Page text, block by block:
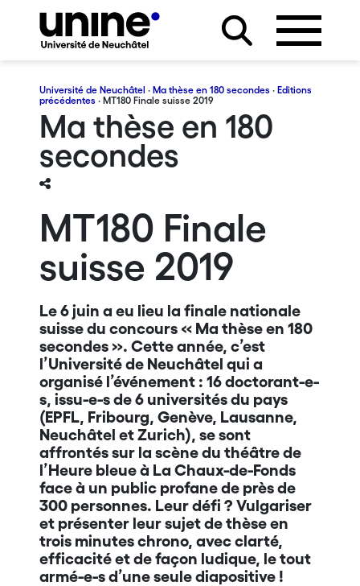
Université de Neuchâtel · Ma thèse en 180 secondes · Editions
précédentes · MT180 Finale suisse 2019
Ma thèse en 180
secondes
MT180 Finale
suisse 2019
Le 6 juin a eu lieu la finale nationale
suisse du concours « Ma thèse en 180
secondes ». Cette année, c’est
l’Université de Neuchâtel qui a
organisé l’événement : 16 doctorant-e-
s, issu-e-s de 6 universités du pays
(EPFL, Fribourg, Genève, Lausanne,
Neuchâtel et Zurich), se sont
affrontés sur la scène du théâtre de
l’Heure bleue à La Chaux-de-Fonds
face à un public profane de près de
300 personnes. Leur défi ? Vulgariser
et présenter leur sujet de thèse en
trois minutes chrono, avec clarté,
efficacité et de façon ludique, le tout
armé-e-s d’une seule diapositive !